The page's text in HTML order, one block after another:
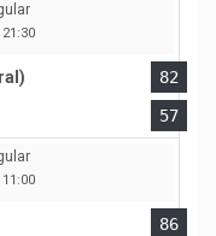
21:30
82
57
11:00
86